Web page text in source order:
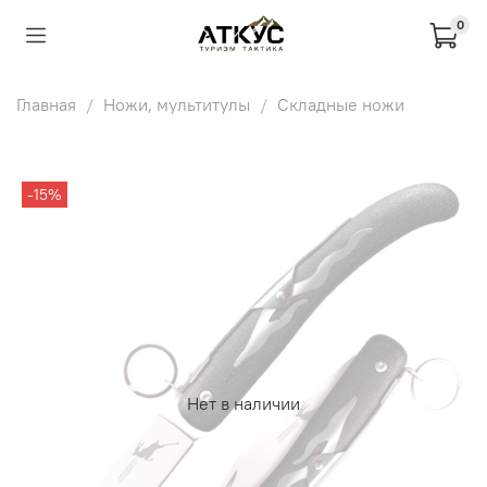
0
Главная Ножи, мультитулы Складные ножи
Нет в наличии
-15%